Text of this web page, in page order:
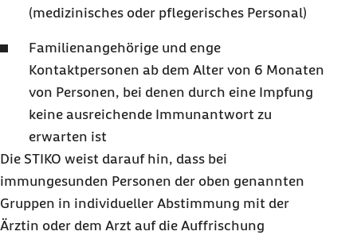
(medizinisches oder pflegerisches Personal)
Familienangehörige und enge
Kontaktpersonen ab dem Alter von 6 Monaten
von Personen, bei denen durch eine Impfung
keine ausreichende Immunantwort zu
erwarten ist
Die STIKO weist darauf hin, dass bei
immungesunden Personen der oben genannten
Gruppen in individueller Abstimmung mit der
Ärztin oder dem Arzt auf die Auffrischung